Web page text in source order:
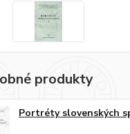
produkty
Portréty slovenských